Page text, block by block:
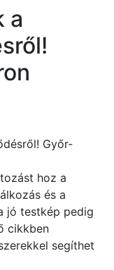
a
Győr-
hoz a
és a
jó testkép pedig
cikkben
segíthet